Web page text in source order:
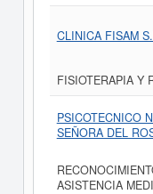
CLINICA FISAM
FISIOTERAPIA Y
PSICOTECNICO
SEÑORA DEL
ASISTENCIA